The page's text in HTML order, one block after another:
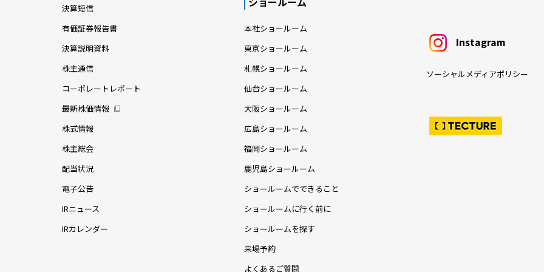
すりの２階バルコニーを配置した開放的な
住まい
在感を放つ住宅